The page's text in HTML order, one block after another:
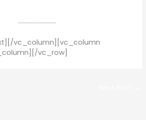
……………………..
vc_column][vc_column
vc_row]